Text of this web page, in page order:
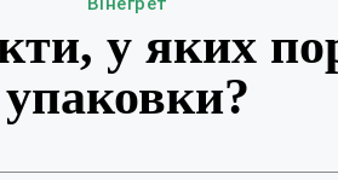
у яких
упаковки?